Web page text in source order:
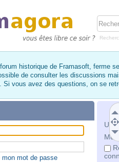
historique de Framasoft, ferme
de consulter les discussions
Si vous avez des questions, on se
Mot
mon mot de passe